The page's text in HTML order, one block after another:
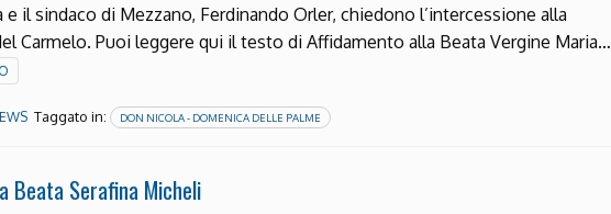
e il sindaco di Mezzano, Ferdinando Orler, chiedono l’intercessione alla
Carmelo. Puoi leggere qui il testo di Affidamento alla Beata Vergine Maria…
Taggato in: DON NICOLA - DOMENICA DELLE PALME
Beata Serafina Micheli